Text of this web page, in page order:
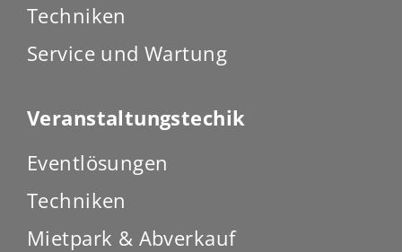
Techniken
Service und Wartung
Veranstaltungstechik
Eventlösungen
Techniken
Mietpark & Abverkauf